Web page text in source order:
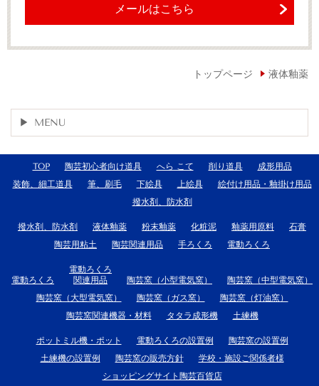
メールはこちら
トップページ 液体釉薬
MENU
TOP 陶芸初心者向け道具 へら こて 削り道具
成形用品
装飾、細工道具
筆、刷毛 下絵具 上絵具
絵付け用品・釉掛け用品
撥水剤、防水剤
撥水剤、防水剤 液体釉薬 粉末釉薬 化粧泥 釉薬用原料
石膏
陶芸用粘土
陶芸関連用品 手ろくろ 電動ろくろ
電動ろくろ
電動ろくろ
関連用品
陶芸窯（小型電気窯）
陶芸窯（中型電気窯）
陶芸窯（大型電気窯）
陶芸窯（ガス窯）
陶芸窯（灯油窯）
陶芸窯関連機器・材料
タタラ成形機 土練機
ポットミル機・ポット 電動ろくろの設置例
陶芸窯の設置例
土練機の設置例
陶芸窯の販売方針
学校・施設ご関係者様
ショッピングサイト陶芸百貨店